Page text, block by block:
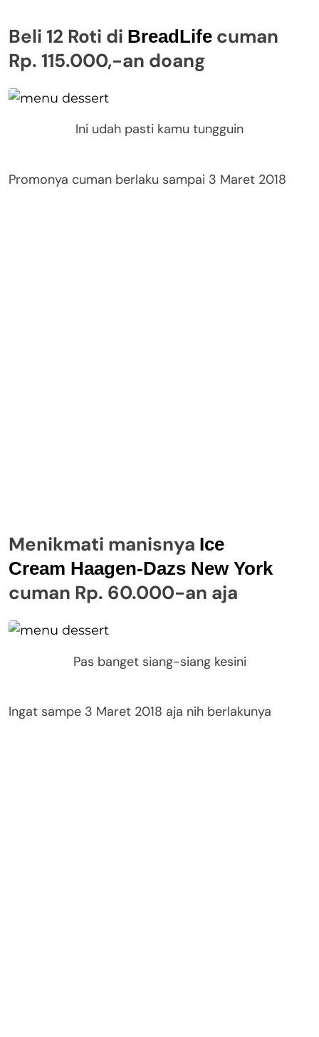
Beli 12 Roti di BreadLife cuman
Rp. 115.000,-an doang
Ini udah pasti kamu tungguin
Promonya cuman berlaku sampai 3 Maret 2018
Menikmati manisnya Ice
Cream Haagen-Dazs New York
cuman Rp. 60.000-an aja
Pas banget siang-siang kesini
Ingat sampe 3 Maret 2018 aja nih berlakunya